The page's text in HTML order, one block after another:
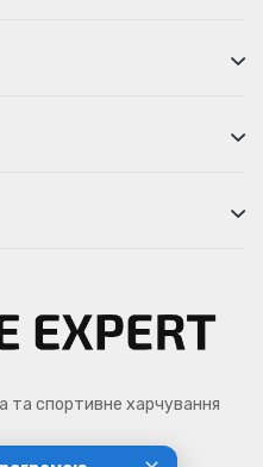
та спортивне харчування